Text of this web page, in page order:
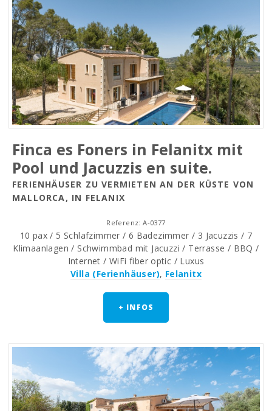
Finca es Foners in Felanitx mit
Pool und Jacuzzis en suite.
FERIENHÄUSER ZU VERMIETEN AN DER KÜSTE VON
MALLORCA, IN FELANIX
Referenz: A-0377
10 pax / 5 Schlafzimmer / 6 Badezimmer / 3 Jacuzzis / 7
Klimaanlagen / Schwimmbad mit Jacuzzi / Terrasse / BBQ /
Internet / WiFi fiber optic / Luxus
Villa (Ferienhäuser), Felanitx
+ INFOS